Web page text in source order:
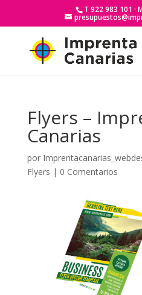
T 922 983 101 ·
Flyers –
Canarias
por
Flyers | 0 Comentarios